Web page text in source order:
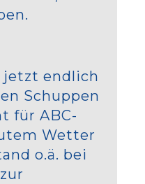
jetzt endlich
Schuppen
für ABC-
Wetter
o.ä. bei